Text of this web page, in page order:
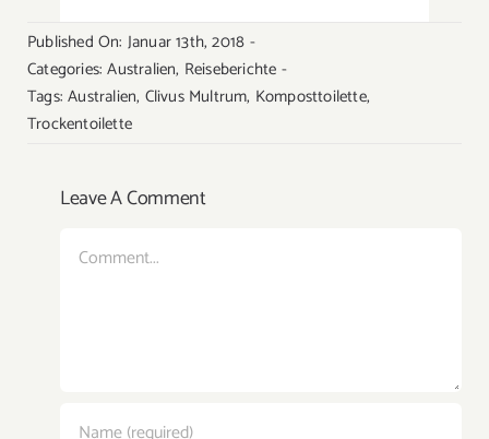
Published On: Januar 13th, 2018 -
Categories:Australien, Reiseberichte -
Tags:Australien, Clivus Multrum, Komposttoilette,
Trockentoilette
Leave A Comment
Comment